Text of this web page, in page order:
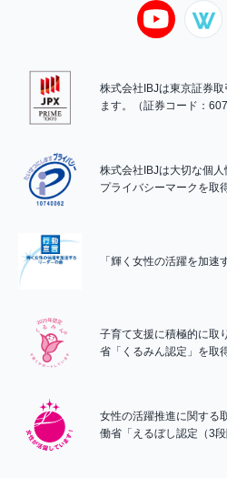
株式会社IBJは東京証券
ます。（証券コード：
株式会社IBJは大切な個
プライバシーマークを取
「輝く女性の活躍を加
子育て支援に積極的に取
省「くるみん認定」を取
女性の活躍推進に関する
働省「えるぼし認定（3